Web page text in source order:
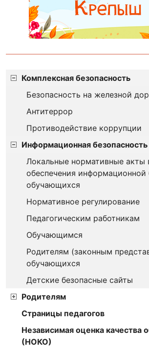
Комплексная безопасность
Безопасность на железной
Антитеррор
Противодействие коррупции
Информационная безопасность
Локальные нормативные акты
обеспечения информационной
обучающихся
Нормативное регулирование
Педагогическим работникам
Обучающимся
Родителям (законным
обучающихся
Детские безопасные сайты
Родителям
Страницы педагогов
Независимая оценка качества
(НОКО)